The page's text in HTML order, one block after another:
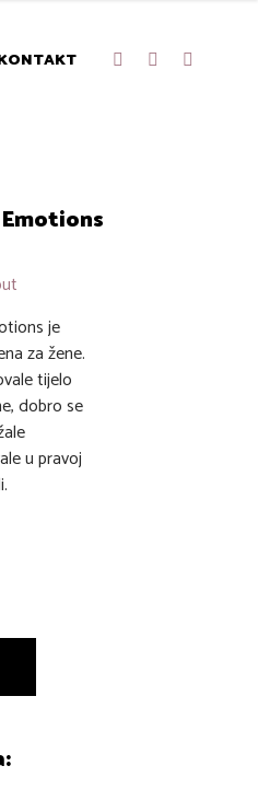
je
za žene.
tijelo
dobro se
u pravoj